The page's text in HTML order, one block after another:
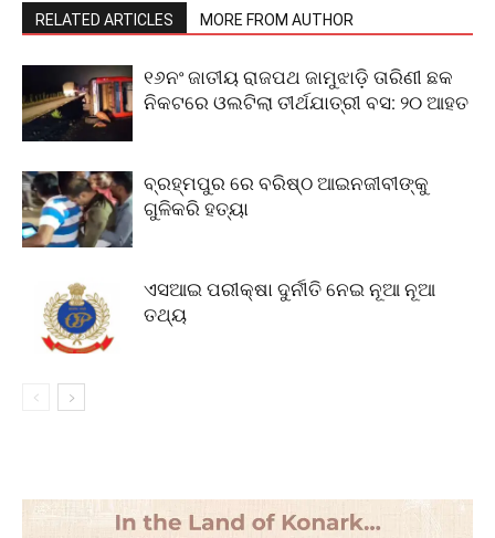
RELATED ARTICLES MORE FROM AUTHOR
୧୬ନଂ ଜାତୀୟ ରାଜପଥ ଜାମୁଝାଡ଼ି ତାରିଣୀ ଛକ
ନିକଟରେ ଓଲଟିଲା ତୀର୍ଥଯାତ୍ରୀ ବସ: ୨୦ ଆହତ
ବ୍ରହ୍ମପୁର ରେ ବରିଷ୍ଠ ଆଇନଜୀବୀଙ୍କୁ
ଗୁଳିକରି ହତ୍ୟା
ଏସଆଇ ପରୀକ୍ଷା ଦୁର୍ନୀତି ନେଇ ନୂଆ ନୂଆ
ତଥ୍ୟ